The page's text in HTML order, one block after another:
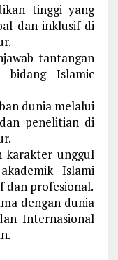
tinggi yang
dan inklusif di
tantangan
Islamic
dunia melalui
penelitian di
karakter unggul
Islami
dan profesional.
dengan dunia
Internasional